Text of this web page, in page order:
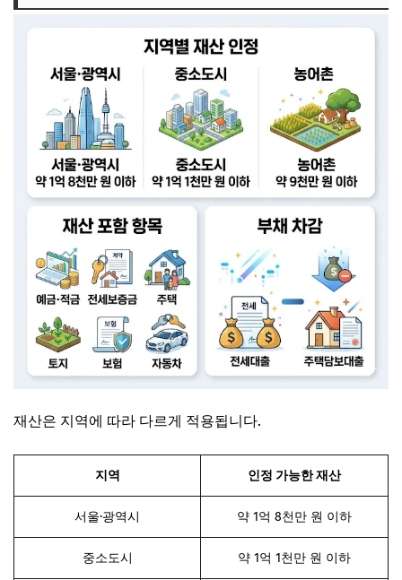
재산은 지역에 따라 다르게 적용됩니다.
지역 인정 가능한 재산
서울·광역시 약 1억 8천만 원 이하
중소도시 약 1억 1천만 원 이하